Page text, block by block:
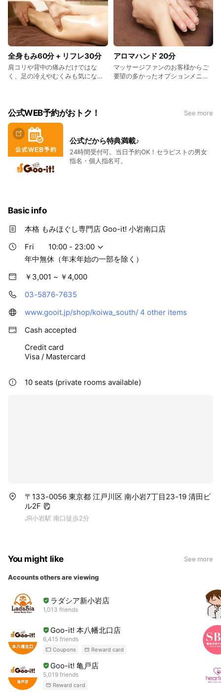
全身もみ60分 + リフレ30分
肩コリや背中の痛みだけではな
く、足の冷えやむくみも気になる
し贅沢なご褒美を♪ 料金：6,670円
アロマハンド 20分
マッサージファンのお客様からご
要望の多かったオプションメニュ
円（税込）
公式WEB予約がおトク！ See more
公式だから特典満載♪
24時間受付可。当日予約OK！セラピストの男女
指名・個人指名可。
Basic info
本格 もみほぐし専門店 Goo-it! 小岩南口店
Fri
10:00 - 23:00
年中無休（年末年始の一部を除く）
￥3,001 ~ ￥4,000
03-5876-7635
www.gooit.jp/shop/koiwa_south/ 4 other items
Cash accepted
Credit card
Visa / Mastercard
10 seats (private rooms available)
〒133-0056 東京都 江戸川区 南小岩7丁目23-19 清田ビ
ル2F
JR小岩駅 南口徒歩2分
You might like See more
Accounts others are viewing
ラダシア新小岩店
1,013 friends
Goo-it! 本八幡北口店
6,415 friends
Coupons Reward card
Goo-it! 亀戸店
5,019 friends
Reward card